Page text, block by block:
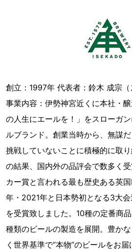
創立：1997年 代表者：鈴木 成宗（
事業内容：伊勢神宮近くに本社・
の人生にエールを！」をスローガ
ルブランド。創業当時から、無謀
挑戦していないことに積極的に取
の結果、国内外の品評会で数多く
カー賞と言われる最も歴史ある英
年・2021年と日本勢初となる3大
を受賞致しました。10種の定番商
種類のビールの製造を展開。豊か
く世界基準で”本物”のビールをお届